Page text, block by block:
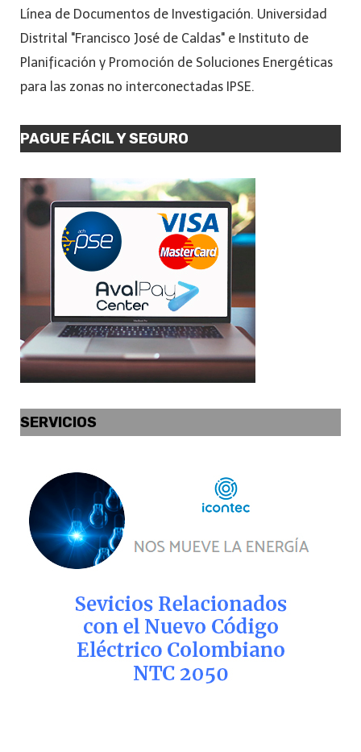
Línea de Documentos de Investigación. Universidad
Distrital "Francisco José de Caldas" e Instituto de
Planificación y Promoción de Soluciones Energéticas
para las zonas no interconectadas IPSE.
PAGUE FÁCIL Y SEGURO
SERVICIOS